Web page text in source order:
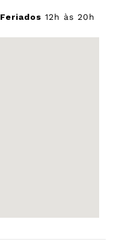
Feriados 12h às 20h